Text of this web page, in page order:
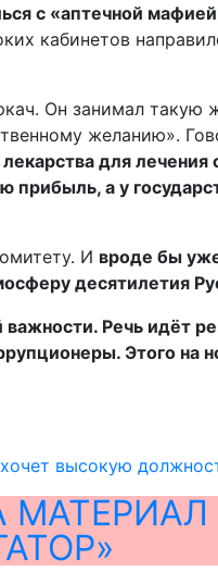
с «аптечной
кабинетов
Он занимал
желанию».
для лечения
а у
И вроде бы
десятилетия
Речь идёт
Этого на
высокую